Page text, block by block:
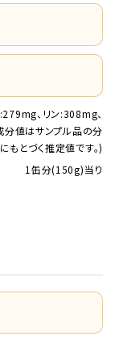
、リン:308mg、
値はサンプル品の分
もとづく推定値です。)
1缶分(150g)当り